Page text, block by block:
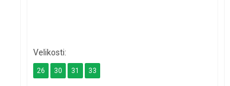
26 30 31 33